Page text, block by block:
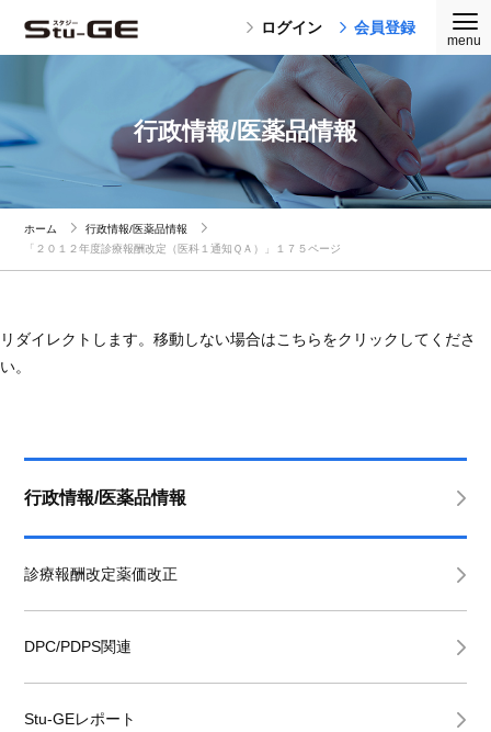
ログイン 会員登録
行政情報/医薬品情報
ホーム
行政情報/医薬品情報
「２０１２年度診療報酬改定（医科１通知ＱＡ）」１７５ページ
リダイレクトします。移動しない場合はこちらをクリックしてくださ
い。
行政情報/医薬品情報
診療報酬改定薬価改正
DPC/PDPS関連
Stu-GEレポート